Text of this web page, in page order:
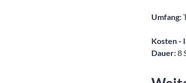
Umfang:
Kosten -
Dauer:8